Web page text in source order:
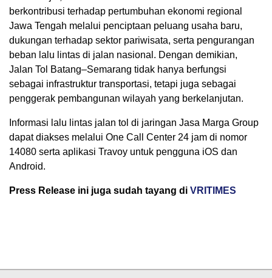
berkontribusi terhadap pertumbuhan ekonomi regional
Jawa Tengah melalui penciptaan peluang usaha baru,
dukungan terhadap sektor pariwisata, serta pengurangan
beban lalu lintas di jalan nasional. Dengan demikian,
Jalan Tol Batang–Semarang tidak hanya berfungsi
sebagai infrastruktur transportasi, tetapi juga sebagai
penggerak pembangunan wilayah yang berkelanjutan.
Informasi lalu lintas jalan tol di jaringan Jasa Marga Group
dapat diakses melalui One Call Center 24 jam di nomor
14080 serta aplikasi Travoy untuk pengguna iOS dan
Android.
Press Release ini juga sudah tayang di VRITIMES